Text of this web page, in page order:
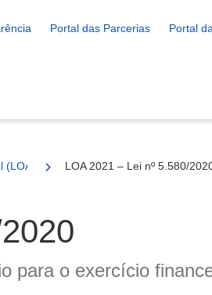
Portal das Parcerias Portal
LOA 2021 – Lei nº 5.580/
para o exercício